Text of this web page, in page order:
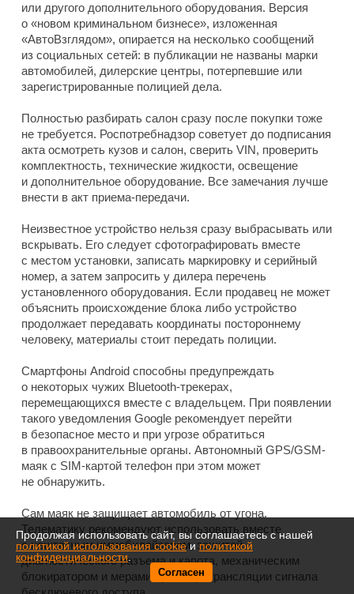
или другого дополнительного оборудования. Версия
о «новом криминальном бизнесе», изложенная
«АвтоВзглядом», опирается на несколько сообщений
из социальных сетей: в публикации не названы марки
автомобилей, дилерские центры, потерпевшие или
зарегистрированные полицией дела.
Полностью разбирать салон сразу после покупки тоже
не требуется. Роспотребнадзор советует до подписания
акта осмотреть кузов и салон, сверить VIN, проверить
комплектность, технические жидкости, освещение
и дополнительное оборудование. Все замечания лучше
внести в акт приема-передачи.
Неизвестное устройство нельзя сразу выбрасывать или
вскрывать. Его следует сфотографировать вместе
с местом установки, записать маркировку и серийный
номер, а затем запросить у дилера перечень
установленного оборудования. Если продавец не может
объяснить происхождение блока либо устройство
продолжает передавать координаты постороннему
человеку, материалы стоит передать полиции.
Смартфоны Android способны предупреждать
о некоторых чужих Bluetooth-трекерах,
перемещающихся вместе с владельцем. При появлении
такого уведомления Google рекомендует перейти
в безопасное место и при угрозе обратиться
в правоохранительные органы. Автономный GPS/GSM-
маяк с SIM-картой телефон при этом может
не обнаружить.
Сам маяк не защищает автомобиль от угона.
Телематику рекомендуют использовать вместе
с нештатным иммобилайзером, защитой
диагностического разъема и капота, механическим
блокиратором и мерами против ретрансляции сигнала
Продолжая использовать сайт, вы соглашаетесь с нашей
политикой использования cookieиполитикой
конфиденциальности.
Согласен